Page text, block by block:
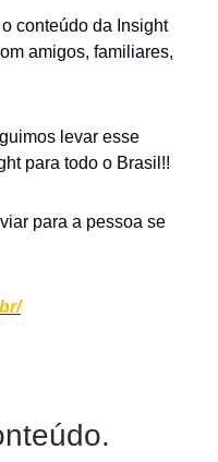
conteúdo da Insight
amigos, familiares,
levar esse
para todo o Brasil!!
para a pessoa se